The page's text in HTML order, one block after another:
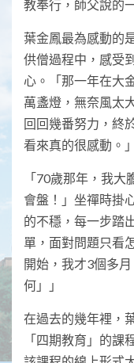
教奉行，師父說的
葉金鳳最為感動的
供僧過程中，感受
心。「那一年在大
萬盞燈，無奈風太
回回幾番努力，終
看來真的很感動。」
「70歲那年，我
會盤！」坐禪時掛
的不穩，每一步踏
單，面對問題只看
開始，我才3個多
何」」
在過去的幾年裡，
「四期教育」的課